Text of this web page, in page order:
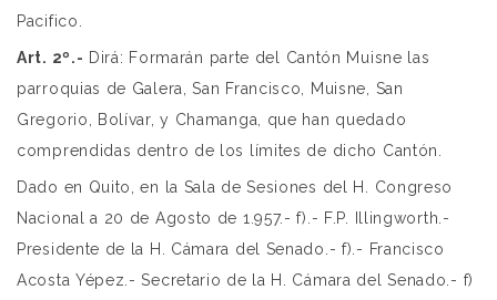
Pacifico.
Art. 2º.- Dirá: Formarán parte del Cantón Muisne las
parroquias de Galera, San Francisco, Muisne, San
Gregorio, Bolívar, y Chamanga, que han quedado
comprendidas dentro de los límites de dicho Cantón.
Dado en Quito, en la Sala de Sesiones del H. Congreso
Nacional a 20 de Agosto de 1.957.- f).- F.P. Illingworth.-
Presidente de la H. Cámara del Senado.- f).- Francisco
Acosta Yépez.- Secretario de la H. Cámara del Senado.- f)